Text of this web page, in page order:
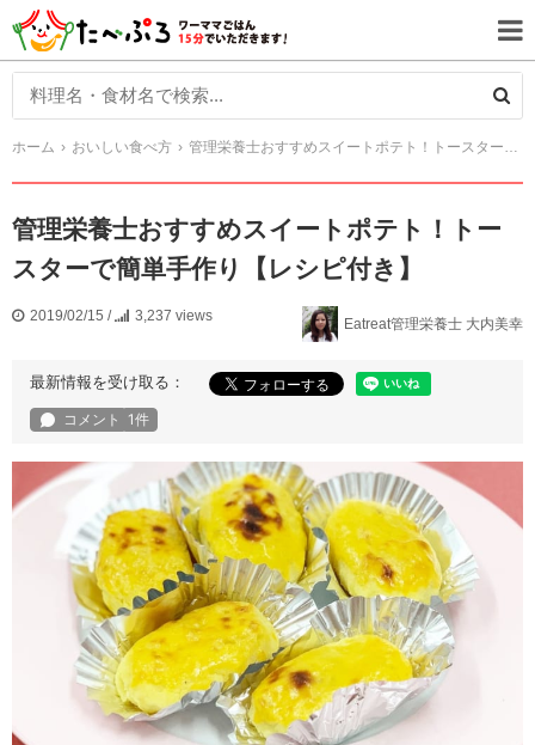
ホーム おいしい食べ方 管理栄養士おすすめスイートポテト！トースターで簡単手作り【レシピ付き】
管理栄養士おすすめスイートポテト！トー
スターで簡単手作り【レシピ付き】
2019/02/15 / 3,237 views Eatreat管理栄養士 大内美幸
最新情報を受け取る：